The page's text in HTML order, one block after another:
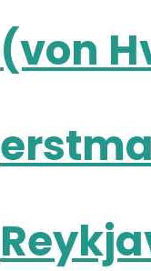
(von